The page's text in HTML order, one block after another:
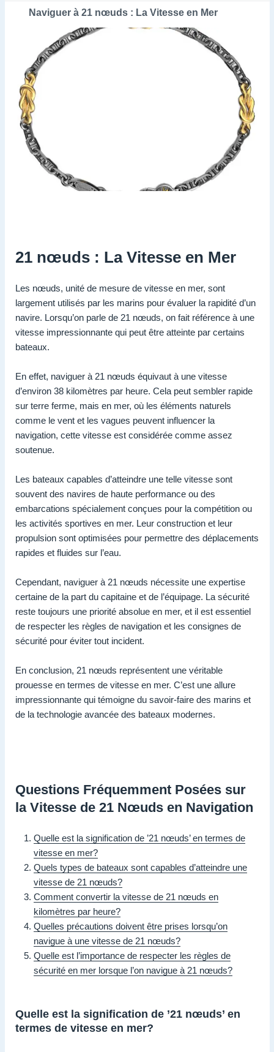
Naviguer à 21 nœuds : La Vitesse en Mer
21 nœuds : La Vitesse en Mer
Les nœuds, unité de mesure de vitesse en mer, sont
largement utilisés par les marins pour évaluer la rapidité d’un
navire. Lorsqu’on parle de 21 nœuds, on fait référence à une
vitesse impressionnante qui peut être atteinte par certains
bateaux.
En effet, naviguer à 21 nœuds équivaut à une vitesse
d’environ 38 kilomètres par heure. Cela peut sembler rapide
sur terre ferme, mais en mer, où les éléments naturels
comme le vent et les vagues peuvent influencer la
navigation, cette vitesse est considérée comme assez
soutenue.
Les bateaux capables d’atteindre une telle vitesse sont
souvent des navires de haute performance ou des
embarcations spécialement conçues pour la compétition ou
les activités sportives en mer. Leur construction et leur
propulsion sont optimisées pour permettre des déplacements
rapides et fluides sur l’eau.
Cependant, naviguer à 21 nœuds nécessite une expertise
certaine de la part du capitaine et de l’équipage. La sécurité
reste toujours une priorité absolue en mer, et il est essentiel
de respecter les règles de navigation et les consignes de
sécurité pour éviter tout incident.
En conclusion, 21 nœuds représentent une véritable
prouesse en termes de vitesse en mer. C’est une allure
impressionnante qui témoigne du savoir-faire des marins et
de la technologie avancée des bateaux modernes.
Questions Fréquemment Posées sur
la Vitesse de 21 Nœuds en Navigation
Quelle est la signification de ’21 nœuds’ en termes de
vitesse en mer?
Quels types de bateaux sont capables d’atteindre une
vitesse de 21 nœuds?
Comment convertir la vitesse de 21 nœuds en
kilomètres par heure?
Quelles précautions doivent être prises lorsqu’on
navigue à une vitesse de 21 nœuds?
Quelle est l’importance de respecter les règles de
sécurité en mer lorsque l’on navigue à 21 nœuds?
Quelle est la signification de ’21 nœuds’ en
termes de vitesse en mer?